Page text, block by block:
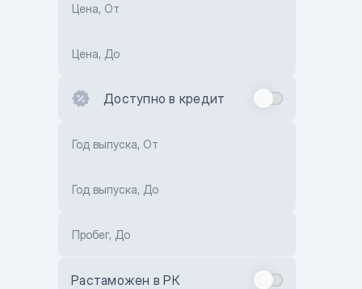
Цена, От
Цена, До
Доступно в кредит
Год выпуска, От
Год выпуска, До
Пробег, До
Растаможен в РК